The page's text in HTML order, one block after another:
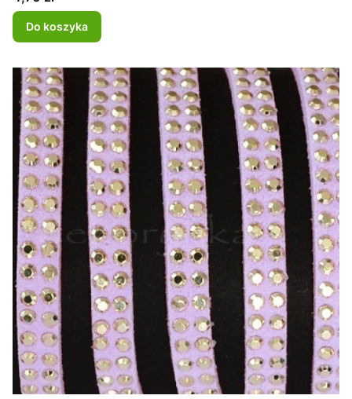
Do koszyka